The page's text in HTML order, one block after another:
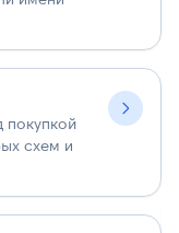
покупкой
схем и